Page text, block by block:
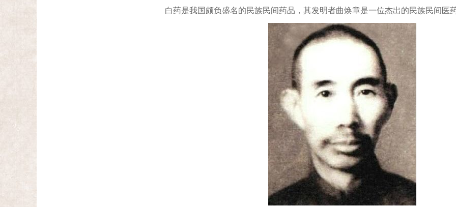
白药是我国颇负盛名的民族民间药品，其发明者曲焕章是一位杰出的民族民间医